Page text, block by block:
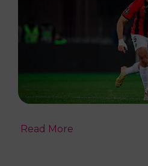
Read More